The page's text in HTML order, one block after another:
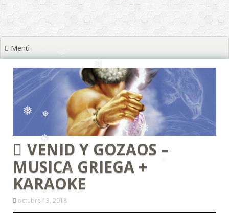
❅
❅
❅
❅
❅ ❅
❅
❅
❅
❅
❅
❅
Menú
VENID Y GOZAOS –
MUSICA GRIEGA +
KARAOKE
octubre 13, 2018